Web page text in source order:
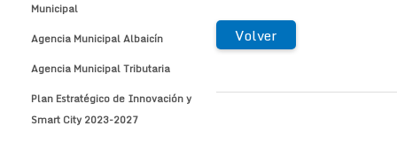
Municipal
Agencia Municipal Albaicín
Agencia Municipal Tributaria
Plan Estratégico de Innovación y
Smart City 2023-2027
Volver